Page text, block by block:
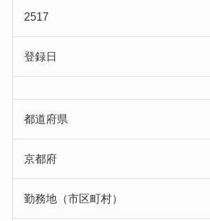
2517
登録日
都道府県
京都府
勤務地（市区町村）